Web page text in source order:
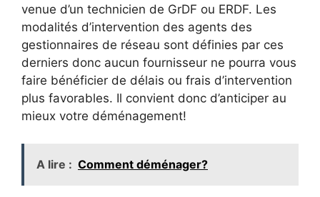
venue d’un technicien de GrDF ou ERDF. Les
modalités d’intervention des agents des
gestionnaires de réseau sont définies par ces
derniers donc aucun fournisseur ne pourra vous
faire bénéficier de délais ou frais d’intervention
plus favorables. Il convient donc d’anticiper au
mieux votre déménagement!
A lire : Comment déménager?